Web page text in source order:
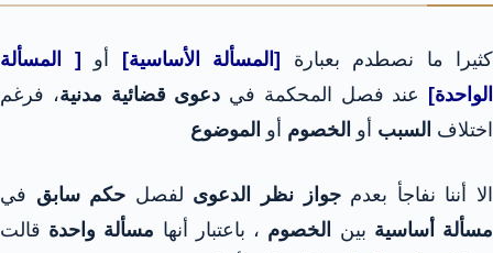
كثيرا ما نصطدم بعبارة [المسألة الأساسية] أو
[ المسألة
الواحدة]
عند فصل المحكمة في دعوى قضائية مدنية، فرغم
اختلاف السبب أو الخصوم أو الموضوع
الا أننا نفاجأ بعدمجواز نظر الدعوى لفصل حكم سابق في
مسألة أساسية بين الخصوم ، باعتبار أنها مسألة واحدة قالت